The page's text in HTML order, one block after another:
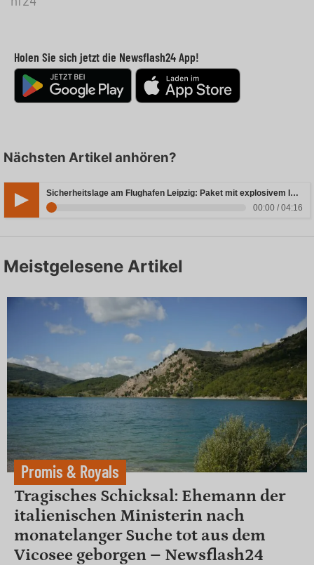
Holen Sie sich jetzt die Newsflash24 App!
Nächsten Artikel anhören?
Sicherheitslage am Flughafen Leipzig: Paket mit explosivem Inhalt entdeckt
00:00 / 04:16
Meistgelesene Artikel
Promis & Royals
Tragisches Schicksal: Ehemann der
italienischen Ministerin nach
monatelanger Suche tot aus dem
Vicosee geborgen – Newsflash24